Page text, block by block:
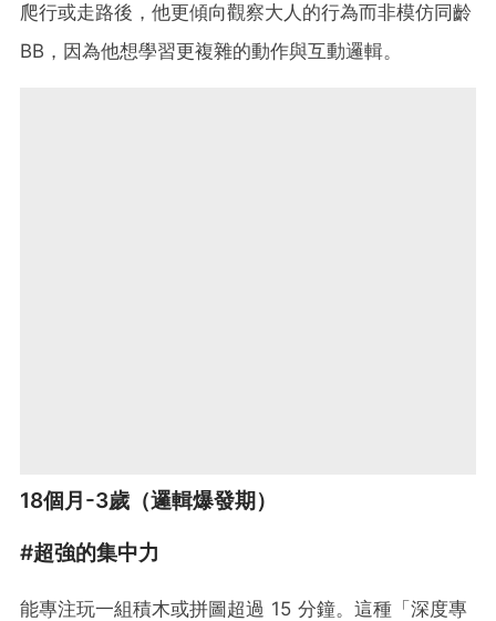
爬行或走路後，他更傾向觀察大人的行為而非模仿同齡
BB，因為他想學習更複雜的動作與互動邏輯。
18個月-3歲（邏輯爆發期）
#超強的集中力
能專注玩一組積木或拼圖超過 15 分鐘。這種「深度專